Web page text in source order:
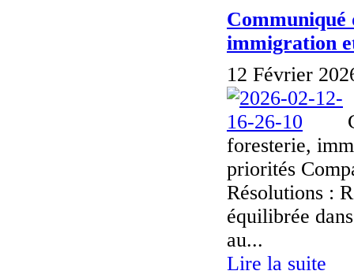
Communiqué
immigration
12 Février
foresterie,
priorités
Résolutions :
équilibrée
au...
Lire la suite